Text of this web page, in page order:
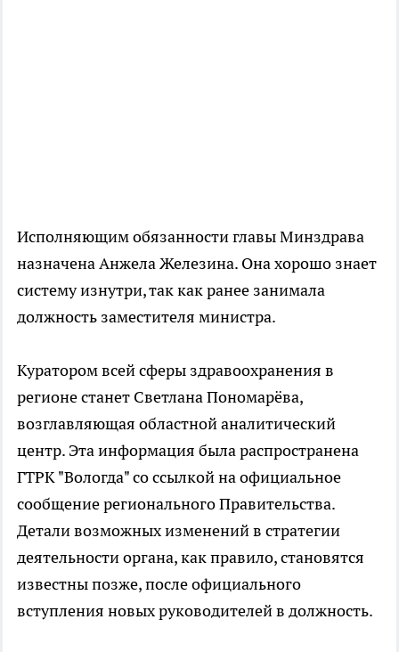
Исполняющим обязанности главы Минздрава
назначена Анжела Железина. Она хорошо знает
систему изнутри, так как ранее занимала
должность заместителя министра.
Куратором всей сферы здравоохранения в
регионе станет Светлана Пономарёва,
возглавляющая областной аналитический
центр. Эта информация была распространена
ГТРК "Вологда" со ссылкой на официальное
сообщение регионального Правительства.
Детали возможных изменений в стратегии
деятельности органа, как правило, становятся
известны позже, после официального
вступления новых руководителей в должность.